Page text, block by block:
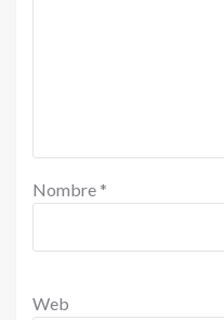
Nombre *
Web